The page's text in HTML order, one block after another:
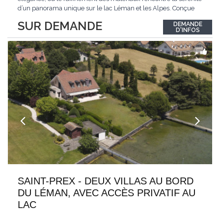
SUR DEMANDE
d’un panorama unique sur le lac Léman et les Alpes. Conçue
distingue par ses espaces généreux et son atmosphère
résolument harmonieuse. Caractéristiques...
DEMANDE
D'INFOS
SAINT-PREX - DEUX VILLAS AU BORD
DU LÉMAN, AVEC ACCÈS PRIVATIF AU
LAC